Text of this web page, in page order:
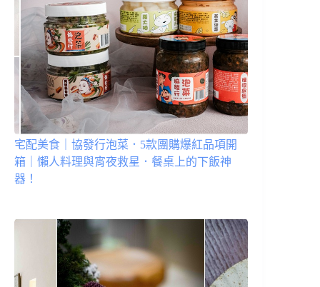
宅配美食｜協發行泡菜．5款團購爆紅品項開
箱｜懶人料理與宵夜救星．餐桌上的下飯神
器！